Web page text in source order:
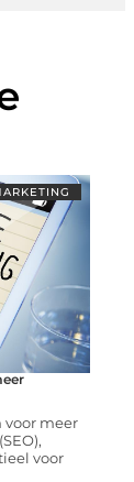
voor meer
voor